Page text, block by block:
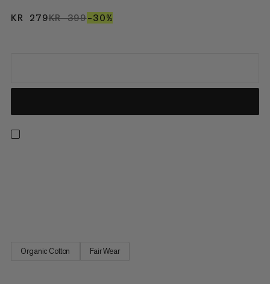
KR 279KR 279
KR 399KR 399
–30%
Organic Cotton Fair Wear